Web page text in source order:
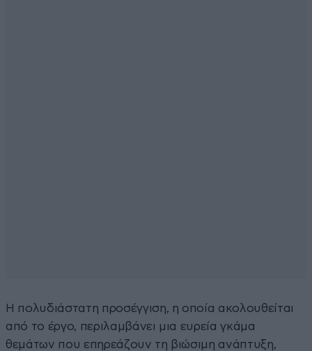
Η πολυδιάστατη προσέγγιση, η οποία ακολουθείται
από το έργο, περιλαμβάνει μια ευρεία γκάμα
θεμάτων που επηρεάζουν τη βιώσιμη ανάπτυξη,